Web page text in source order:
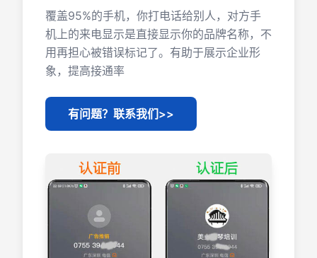
覆盖95%的手机，你打电话给别人，对方手
机上的来电显示是直接显示你的品牌名称，不
用再担心被错误标记了。有助于展示企业形
象，提高接通率
有问题？联系我们>>